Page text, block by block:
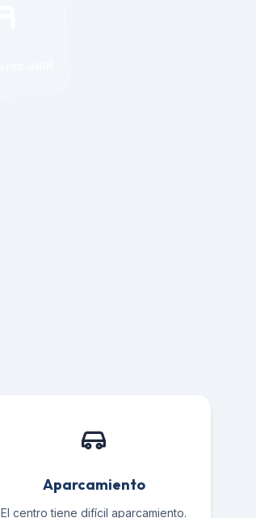
Aparcamiento
El centro tiene difícil aparcamiento.